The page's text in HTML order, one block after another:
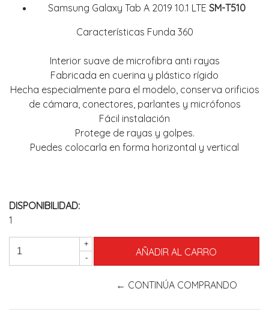
Samsung Galaxy Tab A 2019 10.1 LTE SM-T510
Características Funda 360
Interior suave de microfibra anti rayas
Fabricada en cuerina y plástico rígido
Hecha especialmente para el modelo, conserva orificios
de cámara, conectores, parlantes y micrófonos
Fácil instalación
Protege de rayas y golpes.
Puedes colocarla en forma horizontal y vertical
DISPONIBILIDAD:
1
+
-
← CONTINÚA COMPRANDO